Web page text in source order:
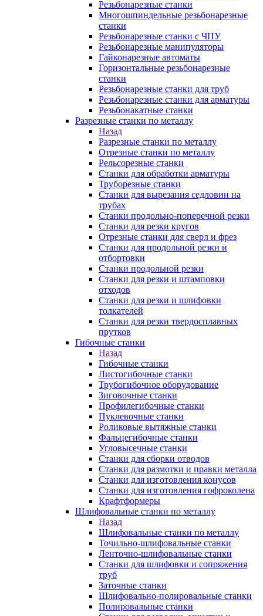
Резьбонарезные станки
Многошпиндельные резьбонарезные
станки
Резьбонарезные станки с ЧПУ
Резьбонарезные манипуляторы
Гайконарезные автоматы
Горизонтальные резьбонарезные
станки
Резьбонарезные станки для труб
Резьбонарезные станки для арматуры
Резьбонакатные станки
Разрезные станки по металлу
Назад
Разрезные станки по металлу
Отрезные станки по металлу
Рельсорезные станки
Станки для обработки арматуры
Труборезные станки
Станки для вырезания седловин на
трубаx
Станки продольно-поперечной резки
Станки для резки кругов
Отрезные станки для сверл и фрез
Станки для продольной резки и
отбортовки
Станки продольной резки
Станки для резки и штамповки
отходов
Станки для резки и шлифовки
толкателей
Станки для резки твердосплавных
прутков
Гибочные станки
Назад
Гибочные станки
Листогибочные станки
Трубогибочное оборудование
Зиговочные станки
Профилегибочные станки
Пуклевочные станки
Роликовые вытяжные станки
Фальцегибочные станки
Угловысечные станки
Станки для сборки отводов
Станки для размотки и правки металла
Станки для изготовления конусов
Станки для изготовления гофроколена
Крафтформеры
Шлифовальные станки по металлу
Назад
Шлифовальные станки по металлу
Точильно-шлифовальные станки
Ленточно-шлифовальные станки
Станки для шлифовки и сопряжения
труб
Заточные станки
Шлифовально-полировальные станки
Полировальные станки